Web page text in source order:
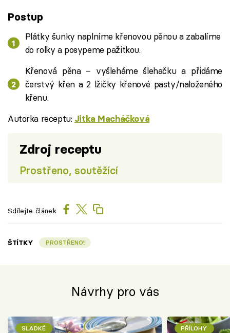
Postup
Plátky šunky naplníme křenovou pěnou a zabalíme
do rolky a posypeme pažitkou.
Křenová pěna – vyšleháme šlehačku a přidáme
čerstvý křen a 2 lžičky křenové pasty/naloženého
křenu.
Autorka receptu: Jitka Macháčková
Zdroj receptu
Prostřeno, soutěžící
Sdílejte článek
ŠTÍTKY PROSTŘENO!
Návrhy pro vás
SLADKÉ PŘÍLOHY